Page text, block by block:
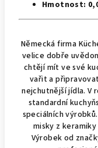
Hmotnost:
Německá firma
velice dobře
chtějí mít ve své
vařit a
nejchutnější jídla. V
standardní
speciálních
misky z
Výrobek od